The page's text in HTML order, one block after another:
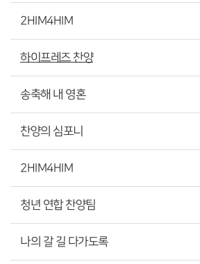
2HIM4HIM
하이프레즈 찬양
송축해 내 영혼
찬양의 심포니
2HIM4HIM
청년 연합 찬양팀
나의 갈 길 다가도록